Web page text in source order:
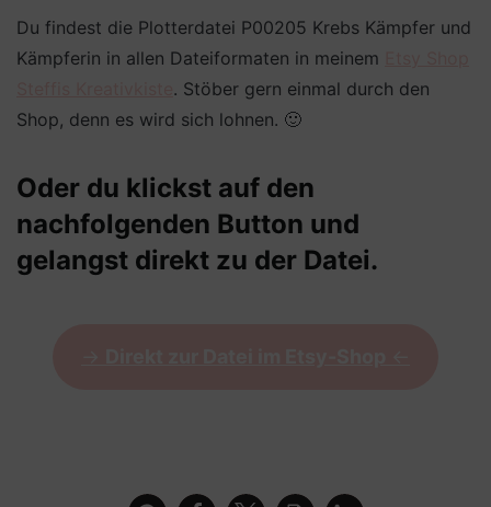
Du findest die Plotterdatei P00205 Krebs Kämpfer und
Kämpferin in allen Dateiformaten in meinem
. Stöber gern einmal durch den
Shop, denn es wird sich lohnen. 🙂
Oder du klickst auf den
nachfolgenden Button und
gelangst direkt zu der Datei.